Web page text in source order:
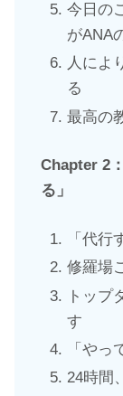
今日の
がANA
人によ
る
最高の
Chapter 2
る」
「代行
修羅場
トップ
す
「や
24時間